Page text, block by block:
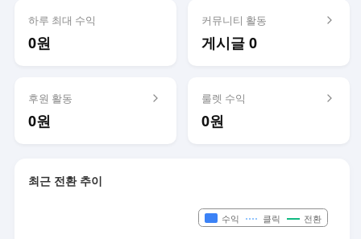
하루 최대 수익
0원
커뮤니티 활동
게시글 0
후원 활동
0원
룰렛 수익
0원
최근 전환 추이